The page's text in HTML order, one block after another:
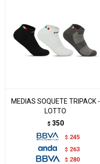
MEDIAS SOQUETE TRIPACK -
LOTTO
$ 350
$ 245
$ 263
$ 280